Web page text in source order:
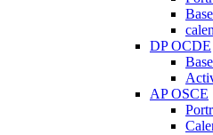
DP OCDE
AP OSCE